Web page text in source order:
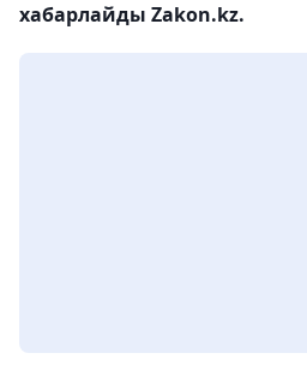
хабарлайды Zakon.kz.